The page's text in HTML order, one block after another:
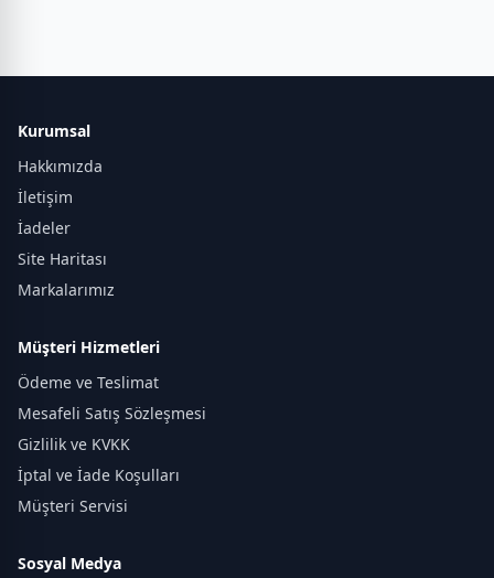
Kurumsal
Hakkımızda
İletişim
İadeler
Site Haritası
Markalarımız
Müşteri Hizmetleri
Ödeme ve Teslimat
Mesafeli Satış Sözleşmesi
Gizlilik ve KVKK
İptal ve İade Koşulları
Müşteri Servisi
Sosyal Medya